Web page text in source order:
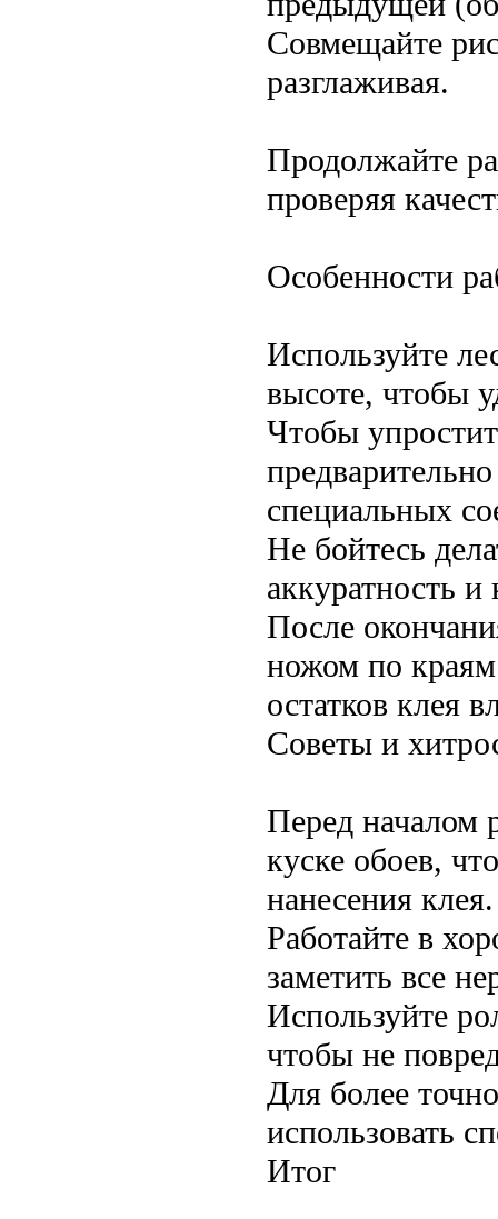
Совмещайте
разглаживая.
Продолжайте
проверяя
Особенности
Используйте
высоте, чтобы
Чтобы
специальных
Не бойтесь
аккуратность и
После
ножом по краям
остатков клея
Советы и
Перед началом
куске обоев,
нанесения клея.
Работайте в
заметить все
Используйте
чтобы не
Для более
использовать
Итог